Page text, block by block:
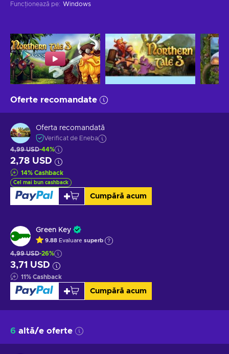
Funcționează pe: Windows
Oferte recomandate
Oferta recomandată
Verificat de Eneba
4,99 USD-44%
2,78 USD
14% Cashback
Cel mai bun cashback
Cumpără acum
Green Key
9.88 Evaluare superb
4,99 USD-26%
3,71 USD
11% Cashback
Cumpără acum
6 altă/e oferte